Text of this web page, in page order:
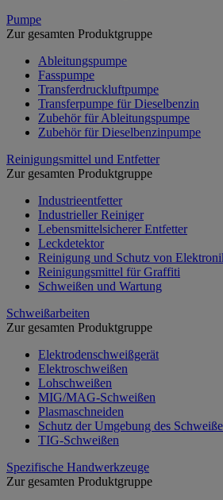
Pumpe
Zur gesamten Produktgruppe
Ableitungspumpe
Fasspumpe
Transferdruckluftpumpe
Transferpumpe für Dieselbenzin
Zubehör für Ableitungspumpe
Zubehör für Dieselbenzinpumpe
Reinigungsmittel und Entfetter
Zur gesamten Produktgruppe
Industrieentfetter
Industrieller Reiniger
Lebensmittelsicherer Entfetter
Leckdetektor
Reinigung und Schutz von
Reinigungsmittel für Graffiti
Schweißen und Wartung
Schweißarbeiten
Zur gesamten Produktgruppe
Elektrodenschweißgerät
Elektroschweißen
Lohschweißen
MIG/MAG-Schweißen
Plasmaschneiden
Schutz der Umgebung des
TIG-Schweißen
Spezifische Handwerkzeuge
Zur gesamten Produktgruppe